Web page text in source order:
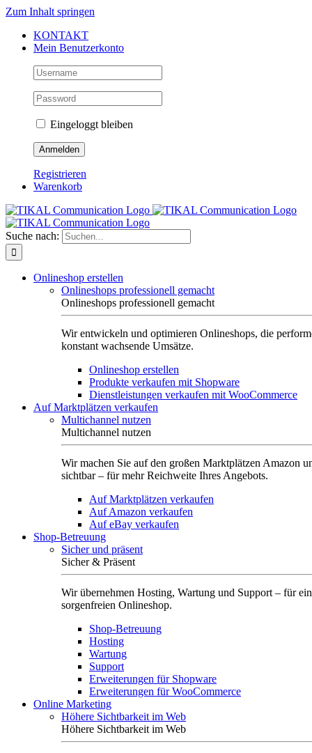
Zum Inhalt springen
KONTAKT
Mein Benutzerkonto
Eingeloggt bleiben
Registrieren
Warenkorb
Suche nach:
Onlineshop erstellen
Onlineshops professionell gemacht
Onlineshops professionell gemacht
Wir entwickeln und optimieren Onlineshops, die
konstant wachsende Umsätze.
Onlineshop erstellen
Produkte verkaufen mit Shopware
Dienstleistungen verkaufen mit WooCommerce
Auf Marktplätzen verkaufen
Multichannel nutzen
Multichannel nutzen
Wir machen Sie auf den großen Marktplätzen Amazon
sichtbar – für mehr Reichweite Ihres Angebots.
Auf Marktplätzen verkaufen
Auf Amazon verkaufen
Auf eBay verkaufen
Shop-Betreuung
Sicher und präsent
Sicher & Präsent
Wir übernehmen Hosting, Wartung und Support – für
sorgenfreien Onlineshop.
Shop-Betreuung
Hosting
Wartung
Support
Erweiterungen für Shopware
Erweiterungen für WooCommerce
Online Marketing
Höhere Sichtbarkeit im Web
Höhere Sichtbarkeit im Web